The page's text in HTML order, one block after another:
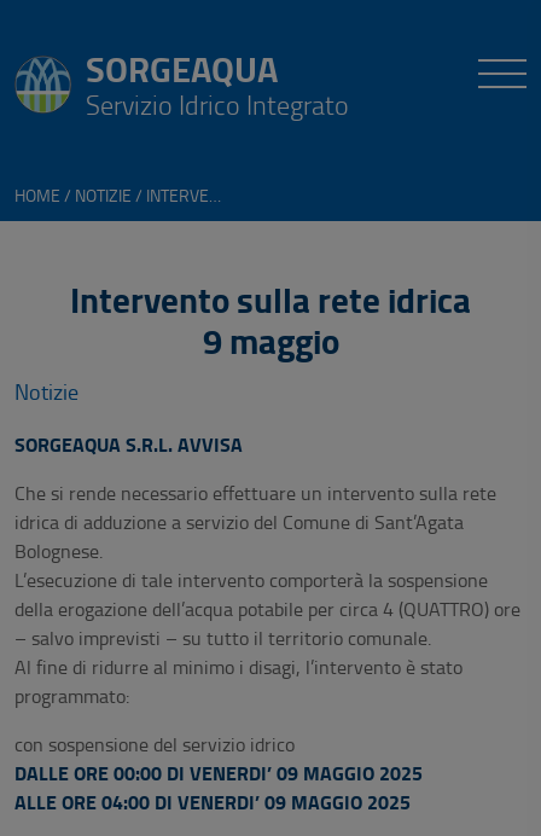
SORGEAQUA
Servizio Idrico Integrato
HOME NOTIZIE
Intervento sulla rete idrica
9 maggio
Notizie
SORGEAQUA S.R.L. AVVISA
Che si rende necessario effettuare un intervento sulla rete
idrica di adduzione a servizio del Comune di Sant’Agata
Bolognese.
L’esecuzione di tale intervento comporterà la sospensione
della erogazione dell’acqua potabile per circa 4 (QUATTRO) ore
– salvo imprevisti – su tutto il territorio comunale.
Al fine di ridurre al minimo i disagi, l’intervento è stato
programmato:
con sospensione del servizio idrico
DALLE ORE 00:00 DI VENERDI’ 09 MAGGIO 2025
ALLE ORE 04:00 DI VENERDI’ 09 MAGGIO 2025